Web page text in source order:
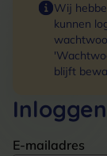
Wij
kunnen
blijft
Inloggen
E-mailadres